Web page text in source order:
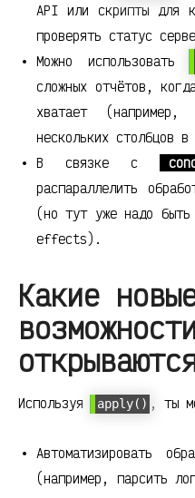
API или скрипты для
проверять статус
Можно использовать
сложных отчётов,
хватает (например,
нескольких столбцов
В связке с
распараллелить
(но тут уже надо
effects).
Какие
Используя apply() , ты
Автоматизировать
(например, парсить